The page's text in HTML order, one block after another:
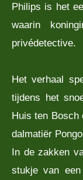
Philips is het
waarin
privédetective.
Het verhaal
tijdens het
Huis ten Bosch
dalmatiër
In de zakken
stukje van